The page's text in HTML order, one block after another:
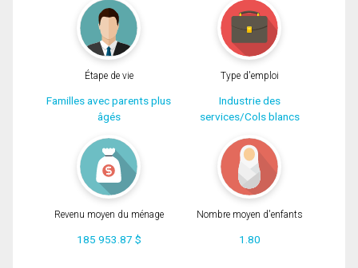
Étape de vie
Familles avec parents plus
âgés
Type d'emploi
Industrie des
services/Cols blancs
Revenu moyen du ménage
185 953.87 $
Nombre moyen d'enfants
1.80